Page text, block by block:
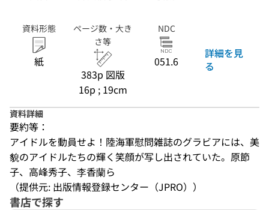
資料形態
紙
ページ数・大き
さ等
383p 図版
16p ; 19cm
NDC
051.6
詳細を見
る
資料詳細
要約等：
アイドルを動員せよ！陸海軍慰問雑誌のグラビアには、美
貌のアイドルたちの輝く笑顔が写し出されていた。原節
子、高峰秀子、李香蘭ら
（提供元: 出版情報登録センター（JPRO））
書店で探す